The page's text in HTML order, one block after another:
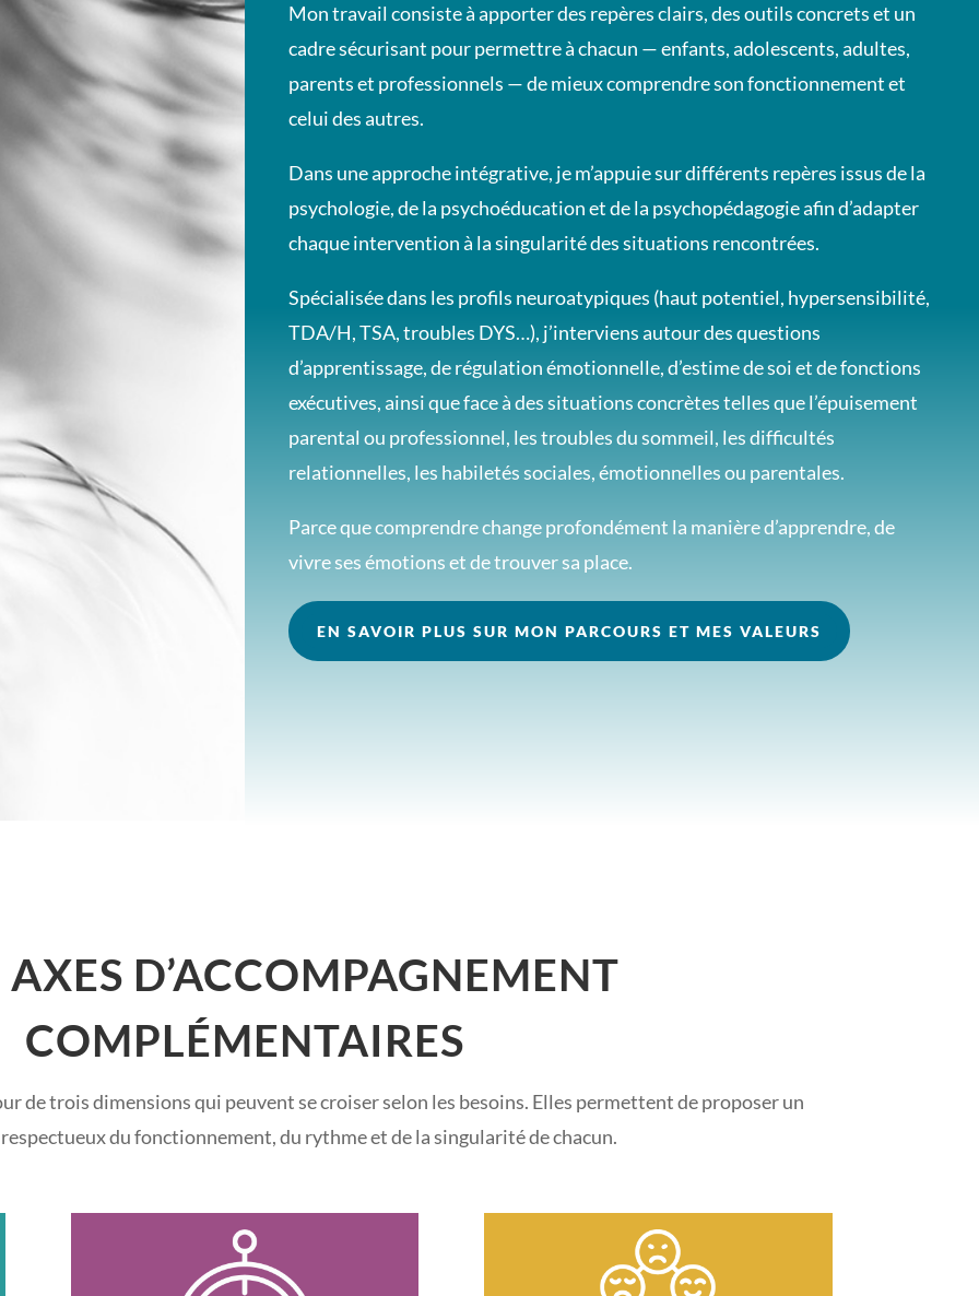
Mon travail consiste à apporter des repères clairs, des outils concrets et un
cadre sécurisant pour permettre à chacun — enfants, adolescents, adultes,
parents et professionnels — de mieux comprendre son fonctionnement et
celui des autres.
Dans une approche intégrative, je m’appuie sur différents repères issus de la
psychologie, de la psychoéducation et de la psychopédagogie afin d’adapter
chaque intervention à la singularité des situations rencontrées.
Spécialisée dans les profils neuroatypiques (haut potentiel, hypersensibilité,
TDA/H, TSA, troubles DYS…), j’interviens autour des questions
d’apprentissage, de régulation émotionnelle, d’estime de soi et de fonctions
exécutives, ainsi que face à des situations concrètes telles que l’épuisement
parental ou professionnel, les troubles du sommeil, les difficultés
relationnelles, les habiletés sociales, émotionnelles ou parentales.
Parce que comprendre change profondément la manière d’apprendre, de
vivre ses émotions et de trouver sa place.
EN SAVOIR PLUS SUR MON PARCOURS ET MES VALEURS
D’ACCOMPAGNEMENT
COMPLÉMENTAIRES
de trois dimensions qui peuvent se croiser selon les besoins. Elles permettent de proposer un
du fonctionnement, du rythme et de la singularité de chacun.